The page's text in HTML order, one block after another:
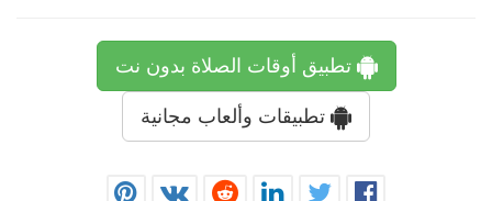
تطبيق أوقات الصلاة بدون نت
تطبيقات وألعاب مجانية